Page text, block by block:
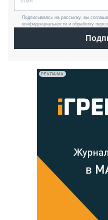
Подписываясь на рассылку, вы
конфиденциальности и обработку
РЕКЛАМА